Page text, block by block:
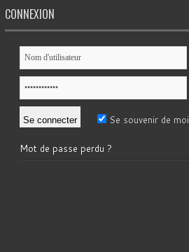
CONNEXION
Se souvenir de moi
Mot de passe perdu ?